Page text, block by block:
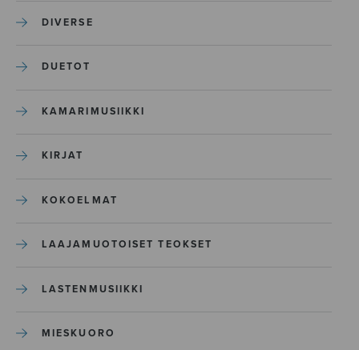
DIVERSE
DUETOT
KAMARIMUSIIKKI
KIRJAT
KOKOELMAT
LAAJAMUOTOISET TEOKSET
LASTENMUSIIKKI
MIESKUORO